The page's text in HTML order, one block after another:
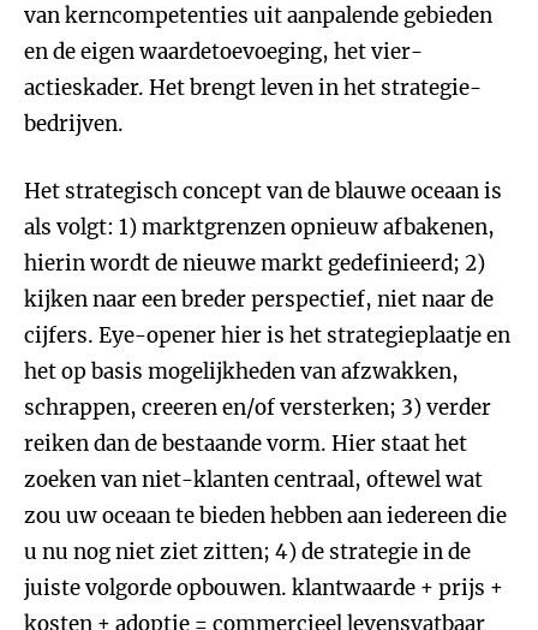
van kerncompetenties uit aanpalende gebieden
en de eigen waardetoevoeging, het vier-
actieskader. Het brengt leven in het strategie-
bedrijven.
Het strategisch concept van de blauwe oceaan is
als volgt: 1) marktgrenzen opnieuw afbakenen,
hierin wordt de nieuwe markt gedefinieerd; 2)
kijken naar een breder perspectief, niet naar de
cijfers. Eye-opener hier is het strategieplaatje en
het op basis mogelijkheden van afzwakken,
schrappen, creeren en/of versterken; 3) verder
reiken dan de bestaande vorm. Hier staat het
zoeken van niet-klanten centraal, oftewel wat
zou uw oceaan te bieden hebben aan iedereen die
u nu nog niet ziet zitten; 4) de strategie in de
juiste volgorde opbouwen. klantwaarde + prijs +
kosten + adoptie = commercieel levensvatbaar